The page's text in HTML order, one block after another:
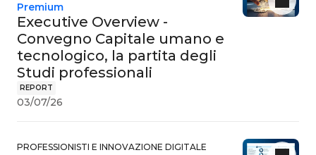
REPORT
Executive Overview -
Convegno Capitale umano e
tecnologico, la partita degli
Studi professionali
Premium
03/07/26
PROFESSIONISTI E INNOVAZIONE DIGITALE